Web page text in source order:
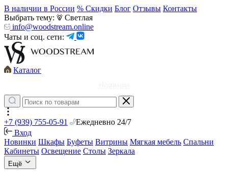
В наличии в России % Скидки Блог Отзывы Контакты
Выбрать тему:
Светлая
info@woodstream.online
Чаты и соц. сети:
Каталог
+7 (939) 755-05-91
Ежедневно 24/7
Вход
Новинки Шкафы Буфеты Витрины Мягкая мебель Спальни
Кабинеты Освещение Столы Зеркала
Ещё